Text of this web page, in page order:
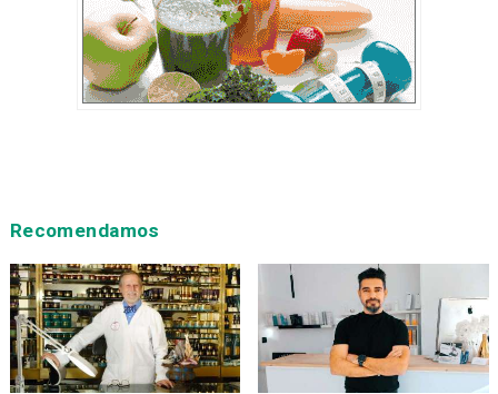
Recomendamos